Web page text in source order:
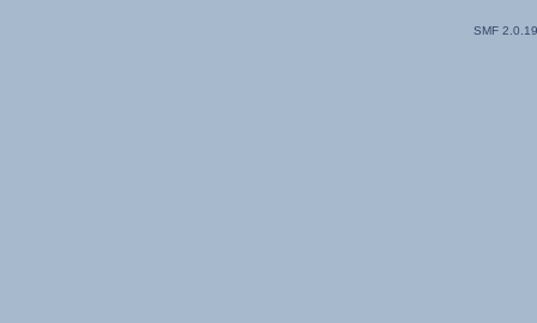
SMF 2.0.19